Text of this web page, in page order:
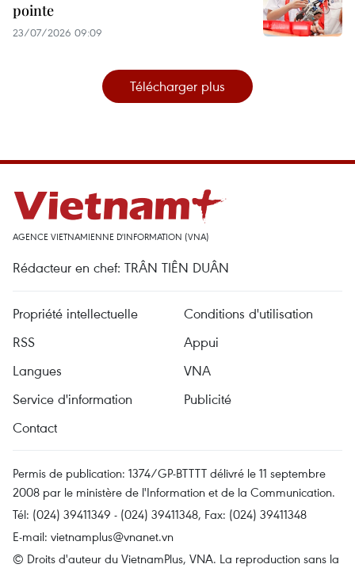
pointe
23/07/2026 09:09
Télécharger plus
AGENCE VIETNAMIENNE D'INFORMATION (VNA)
Rédacteur en chef: TRÂN TIÊN DUÂN
Propriété intellectuelle
Conditions d'utilisation
RSS
Appui
Langues
VNA
Service d'information
Publicité
Contact
Permis de publication: 1374/GP-BTTTT délivré le 11 septembre
2008 par le ministère de l'Information et de la Communication.
Tél: (024) 39411349 - (024) 39411348, Fax: (024) 39411348
E-mail: vietnamplus@vnanet.vn
© Droits d'auteur du VietnamPlus, VNA. La reproduction sans la